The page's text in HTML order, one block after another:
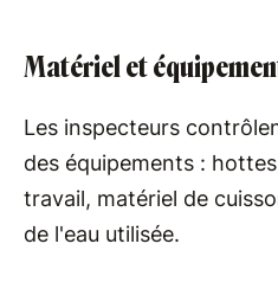
Matériel et
Les inspecteurs
des équipements :
travail, matériel de
de l'eau utilisée.